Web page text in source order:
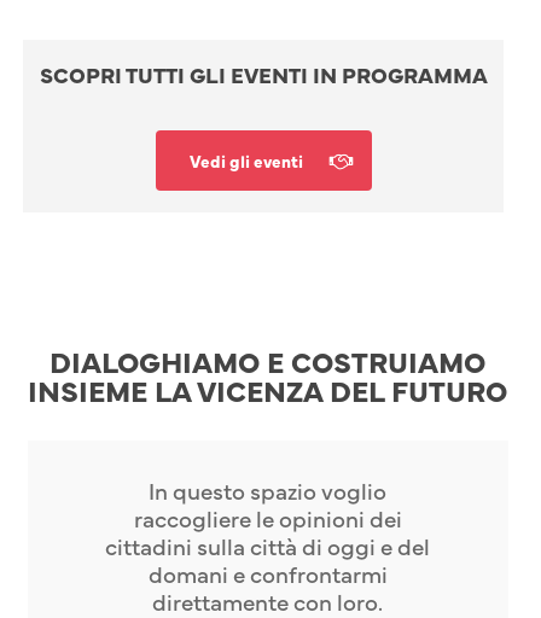
SCOPRI TUTTI GLI EVENTI IN PROGRAMMA
Vedi gli eventi
DIALOGHIAMO E COSTRUIAMO
INSIEME LA VICENZA DEL FUTURO
In questo spazio voglio
raccogliere le opinioni dei
cittadini sulla città di oggi e del
domani e confrontarmi
direttamente con loro.